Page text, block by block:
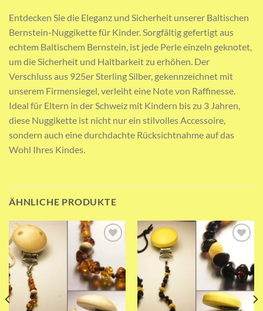
Entdecken Sie die Eleganz und Sicherheit unserer Baltischen
Bernstein-Nuggikette für Kinder. Sorgfältig gefertigt aus
echtem Baltischem Bernstein, ist jede Perle einzeln geknotet,
um die Sicherheit und Haltbarkeit zu erhöhen. Der
Verschluss aus 925er Sterling Silber, gekennzeichnet mit
unserem Firmensiegel, verleiht eine Note von Raffinesse.
Ideal für Eltern in der Schweiz mit Kindern bis zu 3 Jahren,
diese Nuggikette ist nicht nur ein stilvolles Accessoire,
sondern auch eine durchdachte Rücksichtnahme auf das
Wohl Ihres Kindes.
ÄHNLICHE PRODUKTE
Add to wishlist Add to wishlist